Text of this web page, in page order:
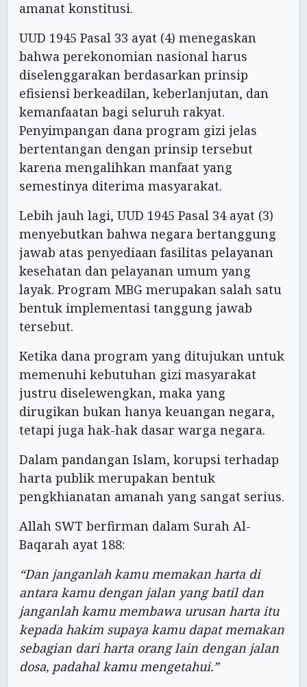
amanat konstitusi.
UUD 1945 Pasal 33 ayat (4) menegaskan
bahwa perekonomian nasional harus
diselenggarakan berdasarkan prinsip
efisiensi berkeadilan, keberlanjutan, dan
kemanfaatan bagi seluruh rakyat.
Penyimpangan dana program gizi jelas
bertentangan dengan prinsip tersebut
karena mengalihkan manfaat yang
semestinya diterima masyarakat.
Lebih jauh lagi, UUD 1945 Pasal 34 ayat (3)
menyebutkan bahwa negara bertanggung
jawab atas penyediaan fasilitas pelayanan
kesehatan dan pelayanan umum yang
layak. Program MBG merupakan salah satu
bentuk implementasi tanggung jawab
tersebut.
Ketika dana program yang ditujukan untuk
memenuhi kebutuhan gizi masyarakat
justru diselewengkan, maka yang
dirugikan bukan hanya keuangan negara,
tetapi juga hak-hak dasar warga negara.
Dalam pandangan Islam, korupsi terhadap
harta publik merupakan bentuk
pengkhianatan amanah yang sangat serius.
Allah SWT berfirman dalam Surah Al-
Baqarah ayat 188:
“Dan janganlah kamu memakan harta di
antara kamu dengan jalan yang batil dan
janganlah kamu membawa urusan harta itu
kepada hakim supaya kamu dapat memakan
sebagian dari harta orang lain dengan jalan
dosa, padahal kamu mengetahui.”